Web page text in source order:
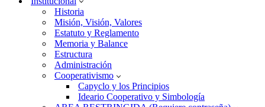
Historia
Misión, Visión, Valores
Estatuto y Reglamento
Memoria y Balance
Estructura
Administración
Cooperativismo
Capyclo y los Principios
Ideario Cooperativo y Simbología